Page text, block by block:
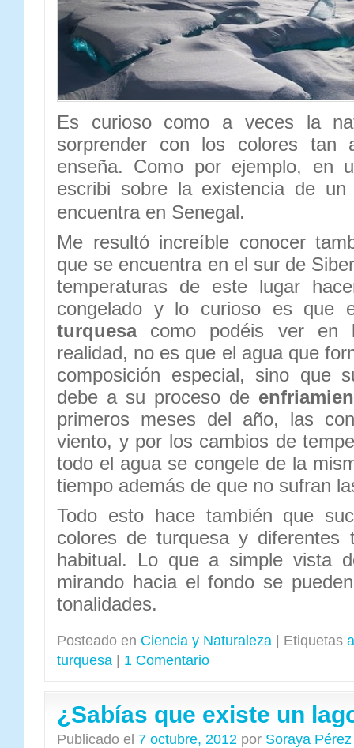
Es curioso como a veces la
sorprender con los colores tan
enseña. Como por ejemplo, en
escribi sobre la existencia de
encuentra en Senegal.
Me resultó increíble conocer
que se encuentra en el sur de
temperaturas de este lugar
congelado y lo curioso es que
turquesacomo podéis ver en
realidad, no es que el agua que
composición especial, sino que
debe a su proceso de
primeros meses del año, las
viento, y por los cambios de
todo el agua se congele de la
tiempo además de que no sufran
Todo esto hace también que
colores de turquesa y diferentes
habitual. Lo que a simple vista
mirando hacia el fondo se
tonalidades.
Posteado en Ciencia y Naturaleza Etiquetas
turquesa
1 Comentario
¿Sabías que existe un
Publicado el 7 octubre, 2012 por Soraya Pérez